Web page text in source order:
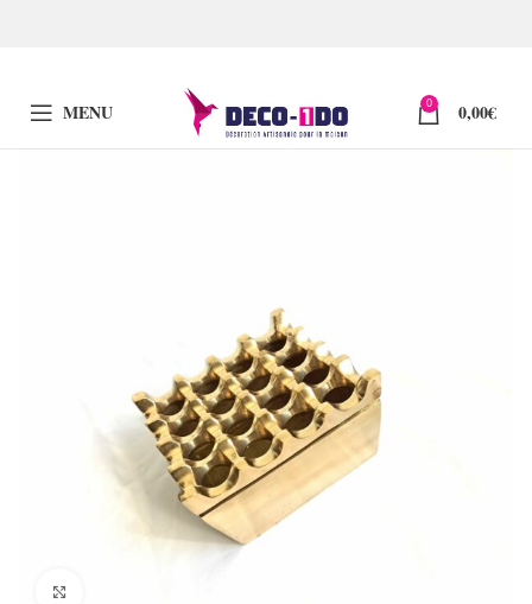
MENU 0 0,00€